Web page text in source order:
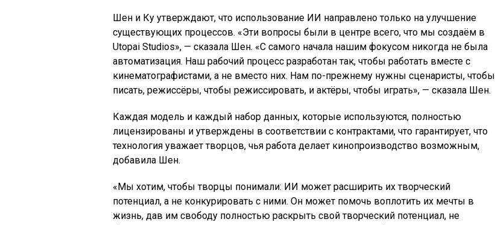
Шен и Ку утверждают, что использование ИИ направлено только на улучшение
существующих процессов. «Эти вопросы были в центре всего, что мы создаём в
Utopai Studios», — сказала Шен. «С самого начала нашим фокусом никогда не была
автоматизация. Наш рабочий процесс разработан так, чтобы работать вместе с
кинематографистами, а не вместо них. Нам по-прежнему нужны сценаристы, чтобы
писать, режиссёры, чтобы режиссировать, и актёры, чтобы играть», — сказала Шен.
Каждая модель и каждый набор данных, которые используются, полностью
лицензированы и утверждены в соответствии с контрактами, что гарантирует, что
технология уважает творцов, чья работа делает кинопроизводство возможным,
добавила Шен.
«Мы хотим, чтобы творцы понимали: ИИ может расширить их творческий
потенциал, а не конкурировать с ними. Он может помочь воплотить их мечты в
жизнь, дав им свободу полностью раскрыть свой творческий потенциал, не